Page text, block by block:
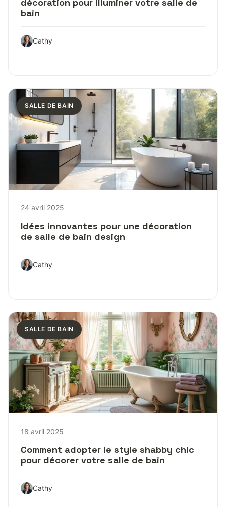
décoration pour illuminer votre salle de
bain
Cathy
SALLE DE BAIN
24 avril 2025
Idées innovantes pour une décoration
de salle de bain design
Cathy
SALLE DE BAIN
18 avril 2025
Comment adopter le style shabby chic
pour décorer votre salle de bain
Cathy